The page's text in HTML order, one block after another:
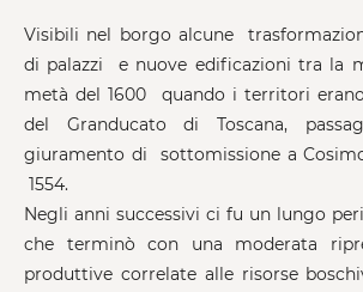
Visibili nel borgo alcune
di palazzi e nuove edificazioni tra la
metà del 1600 quando i territori
del Granducato di Toscana,
giuramento di sottomissione a
1554.
Negli anni successivi ci fu un lungo
che terminò con una moderata
produttive correlate alle risorse